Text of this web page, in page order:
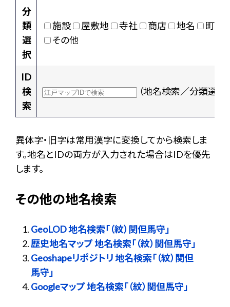
分
類
選
択
施設 屋敷地 寺社 商店 地名
町村
その他
ID
検
索
（地名検索／分類選択
異体字・旧字は常用漢字に変換してから検索しま
す。地名とIDの両方が入力された場合はIDを優先
します。
その他の地名検索
GeoLOD 地名検索「（紋）関但馬守」
歴史地名マップ 地名検索「（紋）関但馬守」
Geoshapeリポジトリ 地名検索「（紋）関但
馬守」
Googleマップ 地名検索「（紋）関但馬守」